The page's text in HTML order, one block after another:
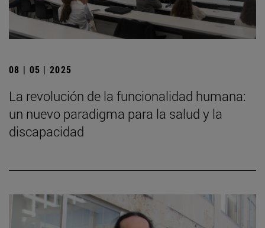
08 | 05 | 2025
La revolución de la funcionalidad humana:
un nuevo paradigma para la salud y la
discapacidad